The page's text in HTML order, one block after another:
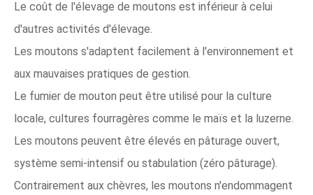
Le coût de l'élevage de moutons est inférieur à celui
d'autres activités d'élevage.
Les moutons s'adaptent facilement à l'environnement et
aux mauvaises pratiques de gestion.
Le fumier de mouton peut être utilisé pour la culture
locale, cultures fourragères comme le maïs et la luzerne.
Les moutons peuvent être élevés en pâturage ouvert,
système semi-intensif ou stabulation (zéro pâturage).
Contrairement aux chèvres, les moutons n'endommagent